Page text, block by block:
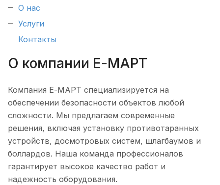
О нас
Услуги
Контакты
О компании Е-МАРТ
Компания Е-МАРТ специализируется на
обеспечении безопасности объектов любой
сложности. Мы предлагаем современные
решения, включая установку противотаранных
устройств, досмотровых систем, шлагбаумов и
боллардов. Наша команда профессионалов
гарантирует высокое качество работ и
надежность оборудования.